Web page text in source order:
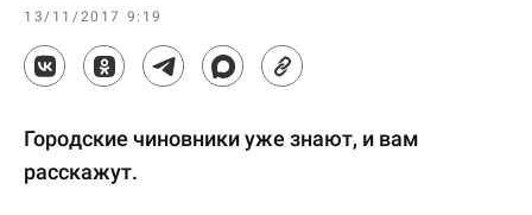
13/11/2017 9:19
Городские чиновники уже знают, и вам
расскажут.